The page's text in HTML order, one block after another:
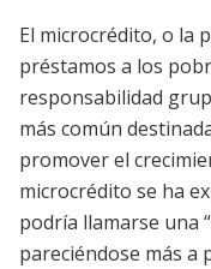
El microcrédito, o la
préstamos a los
responsabilidad
más común
promover el
microcrédito se ha
podría llamarse una
pareciéndose más a